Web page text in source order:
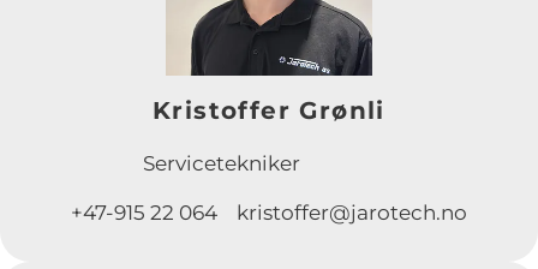
Kristoffer Grønli
Servicetekniker
+47-915 22 064 kristoffer@jarotech.no